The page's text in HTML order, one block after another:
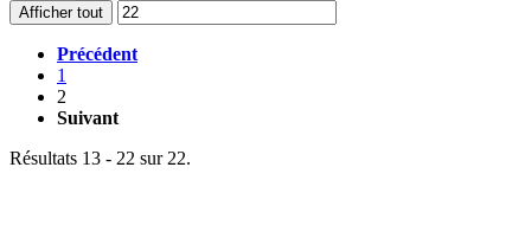
Afficher tout
Précédent
1
2
Suivant
Résultats 13 - 22 sur 22.